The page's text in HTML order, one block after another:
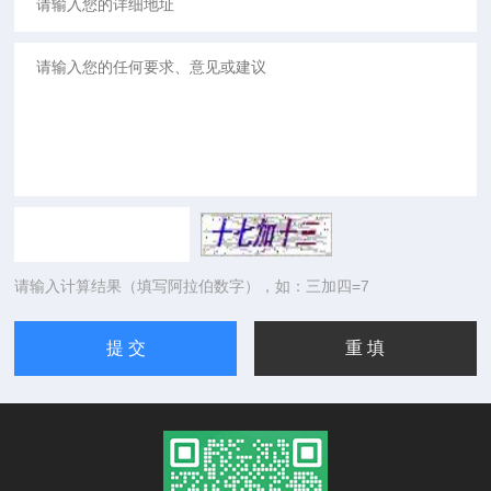
请输入计算结果（填写阿拉伯数字），如：三加四=7